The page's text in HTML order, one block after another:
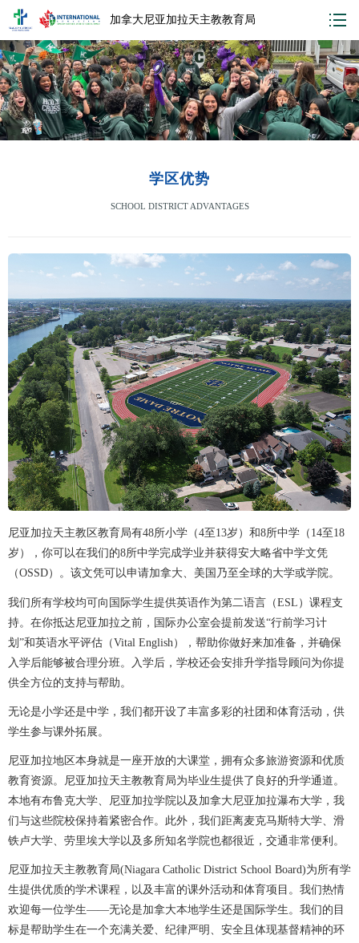
加拿大尼亚加拉天主教教育局
学区优势
SCHOOL DISTRICT ADVANTAGES
尼亚加拉天主教区教育局有48所小学（4至13岁）和8所中学（14至18
岁），你可以在我们的8所中学完成学业并获得安大略省中学文凭
（OSSD）。该文凭可以申请加拿大、美国乃至全球的大学或学院。
我们所有学校均可向国际学生提供英语作为第二语言（ESL）课程支
持。在你抵达尼亚加拉之前，国际办公室会提前发送“行前学习计
划”和英语水平评估（Vital English），帮助你做好来加准备，并确保
入学后能够被合理分班。入学后，学校还会安排升学指导顾问为你提
供全方位的支持与帮助。
无论是小学还是中学，我们都开设了丰富多彩的社团和体育活动，供
学生参与课外拓展。
尼亚加拉地区本身就是一座开放的大课堂，拥有众多旅游资源和优质
教育资源。尼亚加拉天主教教育局为毕业生提供了良好的升学通道。
本地有布鲁克大学、尼亚加拉学院以及加拿大尼亚加拉瀑布大学，我
们与这些院校保持着紧密合作。此外，我们距离麦克马斯特大学、滑
铁卢大学、劳里埃大学以及多所知名学院也都很近，交通非常便利。
尼亚加拉天主教教育局(Niagara Catholic District School Board)为所有学
生提供优质的学术课程，以及丰富的课外活动和体育项目。我们热情
欢迎每一位学生——无论是加拿大本地学生还是国际学生。我们的目
标是帮助学生在一个充满关爱、纪律严明、安全且体现基督精神的环